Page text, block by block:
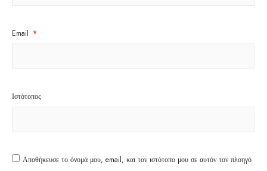
Email *
Ιστότοπος
Αποθήκευσε το όνομά μου, email, και τον ιστότοπο μου σε αυτόν τον πλοηγό